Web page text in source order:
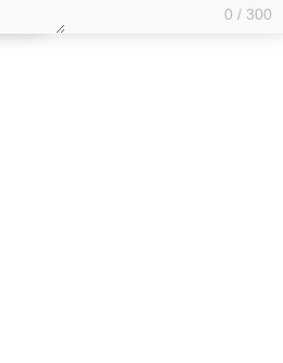
0 / 300